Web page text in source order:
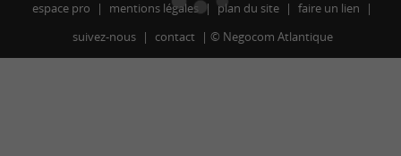
espace pro mentions légales plan du site
faire un lien
suivez-nous
contact © Negocom Atlantique